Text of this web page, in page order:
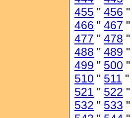
455 " 456 "
466 " 467 "
477 " 478 "
488 " 489 "
499 " 500 "
510 " 511 "
521 " 522 "
532 " 533 "